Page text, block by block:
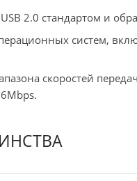
2.0 стандартом и
систем,
скоростей